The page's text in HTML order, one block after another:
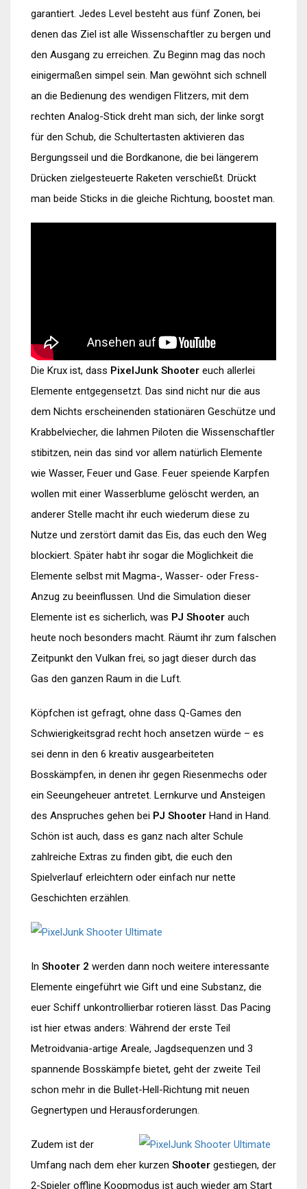
garantiert. Jedes Level besteht aus fünf Zonen, bei
denen das Ziel ist alle Wissenschaftler zu bergen und
den Ausgang zu erreichen. Zu Beginn mag das noch
einigermaßen simpel sein. Man gewöhnt sich schnell
an die Bedienung des wendigen Flitzers, mit dem
rechten Analog-Stick dreht man sich, der linke sorgt
für den Schub, die Schultertasten aktivieren das
Bergungsseil und die Bordkanone, die bei längerem
Drücken zielgesteuerte Raketen verschießt. Drückt
man beide Sticks in die gleiche Richtung, boostet man.
Die Krux ist, dass PixelJunk Shooter euch allerlei
Elemente entgegensetzt. Das sind nicht nur die aus
dem Nichts erscheinenden stationären Geschütze und
Krabbelviecher, die lahmen Piloten die Wissenschaftler
stibitzen, nein das sind vor allem natürlich Elemente
wie Wasser, Feuer und Gase. Feuer speiende Karpfen
wollen mit einer Wasserblume gelöscht werden, an
anderer Stelle macht ihr euch wiederum diese zu
Nutze und zerstört damit das Eis, das euch den Weg
blockiert. Später habt ihr sogar die Möglichkeit die
Elemente selbst mit Magma-, Wasser- oder Fress-
Anzug zu beeinflussen. Und die Simulation dieser
Elemente ist es sicherlich, was PJ Shooter auch
heute noch besonders macht. Räumt ihr zum falschen
Zeitpunkt den Vulkan frei, so jagt dieser durch das
Gas den ganzen Raum in die Luft.
Köpfchen ist gefragt, ohne dass Q-Games den
Schwierigkeitsgrad recht hoch ansetzen würde – es
sei denn in den 6 kreativ ausgearbeiteten
Bosskämpfen, in denen ihr gegen Riesenmechs oder
ein Seeungeheuer antretet. Lernkurve und Ansteigen
des Anspruches gehen bei PJ Shooter Hand in Hand.
Schön ist auch, dass es ganz nach alter Schule
zahlreiche Extras zu finden gibt, die euch den
Spielverlauf erleichtern oder einfach nur nette
Geschichten erzählen.
In Shooter 2 werden dann noch weitere interessante
Elemente eingeführt wie Gift und eine Substanz, die
euer Schiff unkontrollierbar rotieren lässt. Das Pacing
ist hier etwas anders: Während der erste Teil
Metroidvania-artige Areale, Jagdsequenzen und 3
spannende Bosskämpfe bietet, geht der zweite Teil
schon mehr in die Bullet-Hell-Richtung mit neuen
Gegnertypen und Herausforderungen.
Zudem ist der
Umfang nach dem eher kurzen Shooter gestiegen, der
2-Spieler offline Koopmodus ist auch wieder am Start